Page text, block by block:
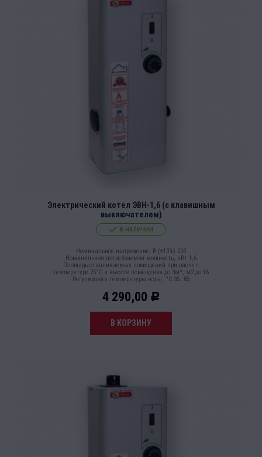
Электрический котел ЭВН-1,6 (с клавишным
выключателем)
в наличии
Номинальное напряжение, В (±10%) 220
Номинальная потребляемая мощность, кВт 1,6
Площадь отапливаемых помещений при расчет.
температуре 25°С и высоте помещения до 3м*, м2 до 16
Регулировка температуры воды, °С 35…85
4 290,00 Р
В КОРЗИНУ